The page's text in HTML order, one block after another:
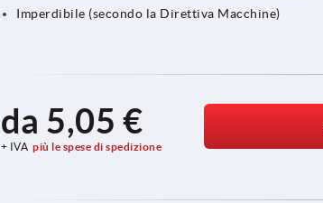
Imperdibile (secondo la Direttiva Macchine)
da 5,05 €
+ IVA più le spese di spedizione